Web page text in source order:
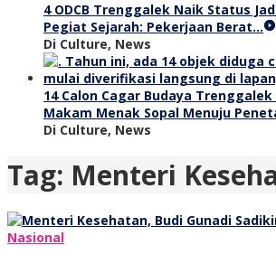
4 ODCB Trenggalek Naik Status
Pegiat Sejarah: Pekerjaan Berat…
Di Culture, News
14 Calon Cagar Budaya
Makam Menak Sopal Menuju
Di Culture, News
Tag: Menteri
Nasional